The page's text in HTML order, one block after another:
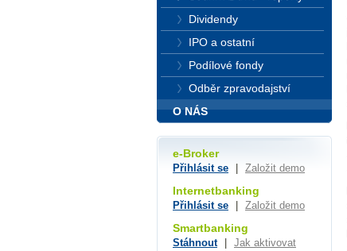
Dividendy
IPO a ostatní
Podílové fondy
Odběr zpravodajství
O NÁS
e-Broker
Přihlásit se Založit demo
Internetbanking
Přihlásit se Založit demo
Smartbanking
Stáhnout Jak aktivovat